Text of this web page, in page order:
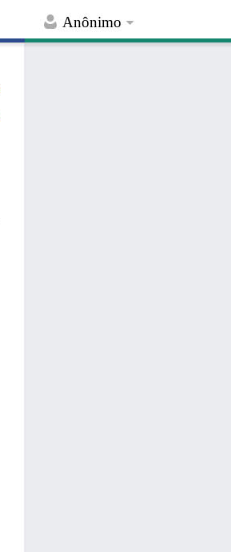
Anônimo